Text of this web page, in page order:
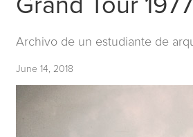
Grand Tour
Archivo de un estudiante de
June 14, 2018